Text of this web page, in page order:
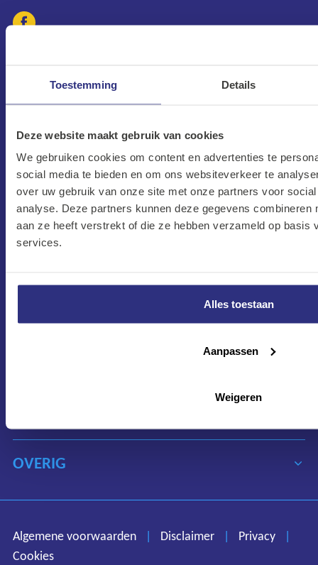
Toestemming Details
Deze website maakt gebruik van cookies
We gebruiken cookies om content en advertenties te
social media te bieden en om ons websiteverkeer te
over uw gebruik van onze site met onze partners voor
analyse. Deze partners kunnen deze gegevens combineren
aan ze heeft verstrekt of die ze hebben verzameld op basis
services.
Alles toestaan
Aanpassen
Weigeren
Disclaimer
Privacy
HET ASSORTIMENT
Zaterdag
8:00 –13:00
Protonweg 20
1627 LD Hoorn
Nederland
OVERIG
Algemene voorwaarden | Disclaimer | Privacy
|
Cookies